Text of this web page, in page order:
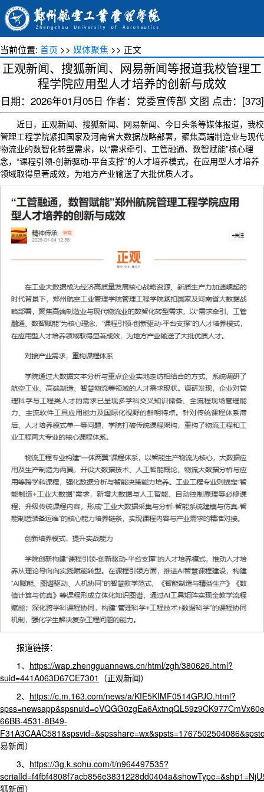
当前位置: 首页 >> 媒体聚焦 >> 正文
正观新闻、搜狐新闻、网易新闻等报道我校管理工
程学院应用型人才培养的创新与成效
日期：2026年01月05日 作者：党委宣传部 文图 点击：[373]
近日，正观新闻、搜狐新闻、网易新闻、今日头条等媒体报道，我校
管理工程学院紧扣国家及河南省大数据战略部署，聚焦高端制造业与现代
物流业的数智化转型需求，以“需求牵引、工管融通、数智赋能”核心理
念，“课程引领-创新驱动-平台支撑”的人才培养模式，在应用型人才培养
领域取得显著成效，为地方产业输送了大批优质人才。
报道链接：
1、 https://wap.zhengguannews.cn/html/zgh/380626.html?
suid=441A063D67CE7301 （正观新闻）
2、 https://c.m.163.com/news/a/KIE5KIMF0514GPJO.html?
66BB-4531-8B49-
易新闻）
3、 https://3g.k.sohu.com/t/n964497535?
狐新闻）